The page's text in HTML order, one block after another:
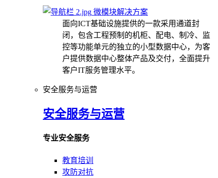
微模块解决方案
面向ICT基础设施提供的一款采用通道封
闭，包含工程预制的机柜、配电、制冷、监
控等功能单元的独立的小型数据中心，为客
户提供数据中心整体产品及交付，全面提升
客户IT服务管理水平。
安全服务与运营
安全服务与运营
专业安全服务
教育培训
攻防对抗